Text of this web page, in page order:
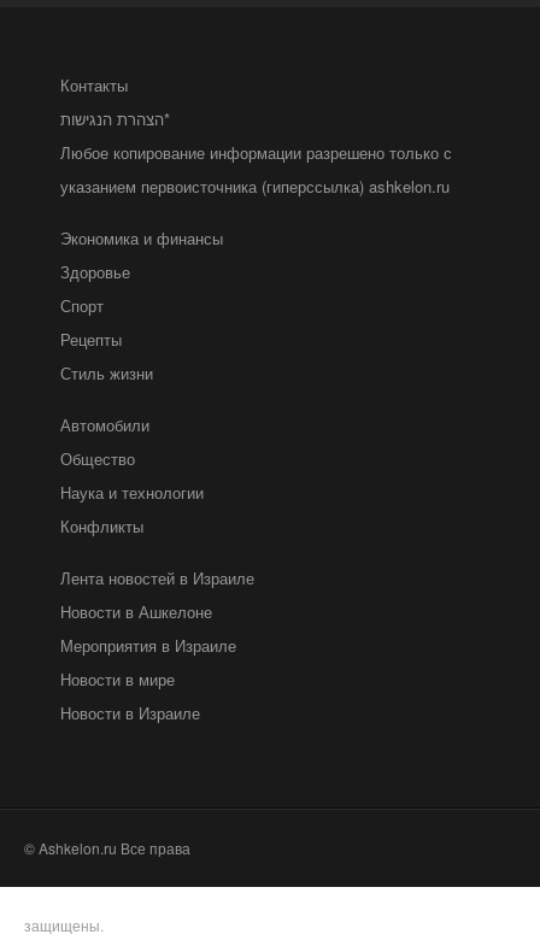
Контакты
הצהרת הנגישות*
Любое копирование информации разрешено только с
указанием первоисточника (гиперссылка) ashkelon.ru
Экономика и финансы
Здоровье
Спорт
Рецепты
Стиль жизни
Автомобили
Общество
Наука и технологии
Конфликты
Лента новостей в Израиле
Новости в Ашкелоне
Мероприятия в Израиле
Новости в мире
Новости в Израиле
© Ashkelon.ru Все права
защищены.